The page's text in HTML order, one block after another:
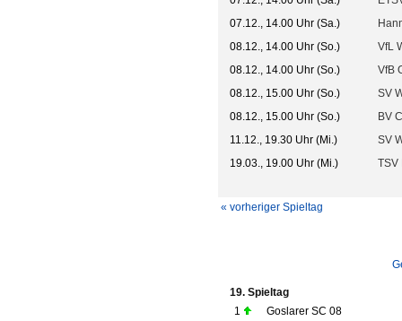
07.12., 14.00 Uhr (Sa.)
08.12., 14.00 Uhr (So.)
VfL
08.12., 14.00 Uhr (So.)
VfB
08.12., 15.00 Uhr (So.)
SV
08.12., 15.00 Uhr (So.)
BV
11.12., 19.30 Uhr (Mi.)
SV
19.03., 19.00 Uhr (Mi.)
TSV
« vorheriger Spieltag
19. Spieltag
1
Goslarer SC 08